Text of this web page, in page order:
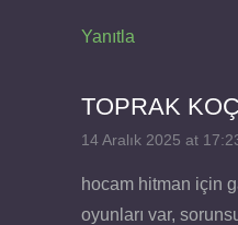
Yanıtla
TOPRAK KOÇ
14 Aralık 2025 at
hocam hitman için
oyunları var,